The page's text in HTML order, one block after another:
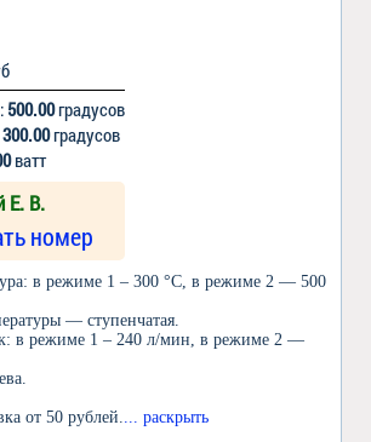
500.00градусов
300.00градусов
ватт
Е. В.
номер
в режиме 1 – 300 °С, в режиме 2 — 500
— ступенчатая.
в режиме 1 – 240 л/мин, в режиме 2 —
от 50 рублей.
... раскрыть